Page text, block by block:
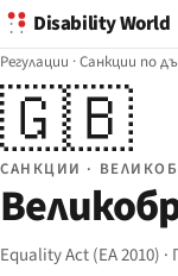
Disability World
Регулации ·Санкции по
🇬🇧
САНКЦИИ ·
Equality Act (EA 2010)